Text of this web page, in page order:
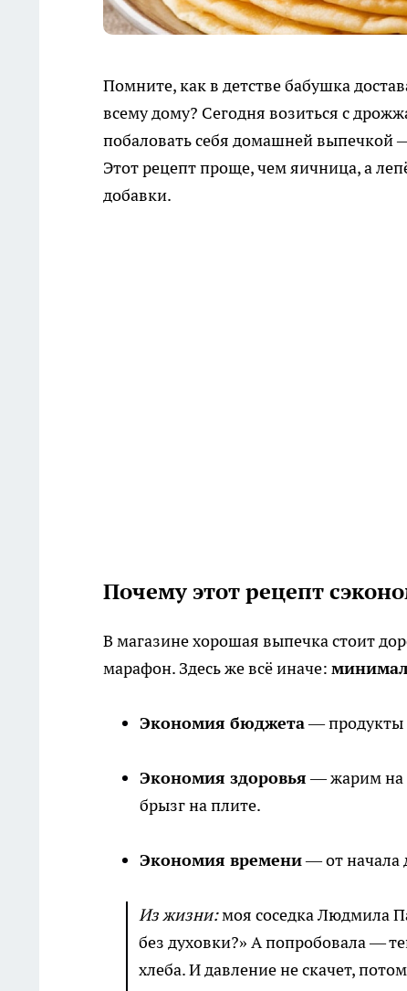
Помните, как в детстве бабушка
всему дому? Сегодня возиться с
побаловать себя домашней выпечкой
Этот рецепт проще, чем яичница, а
добавки.
Почему этот рецепт
В магазине хорошая выпечка стоит
марафон. Здесь же всё иначе:
Экономия бюджета— продукты
Экономия здоровья— жарим на
брызг на плите.
Экономия времени— от начала
Из жизни:моя соседка Людмила
без духовки?» А попробовала —
хлеба. И давление не скачет,